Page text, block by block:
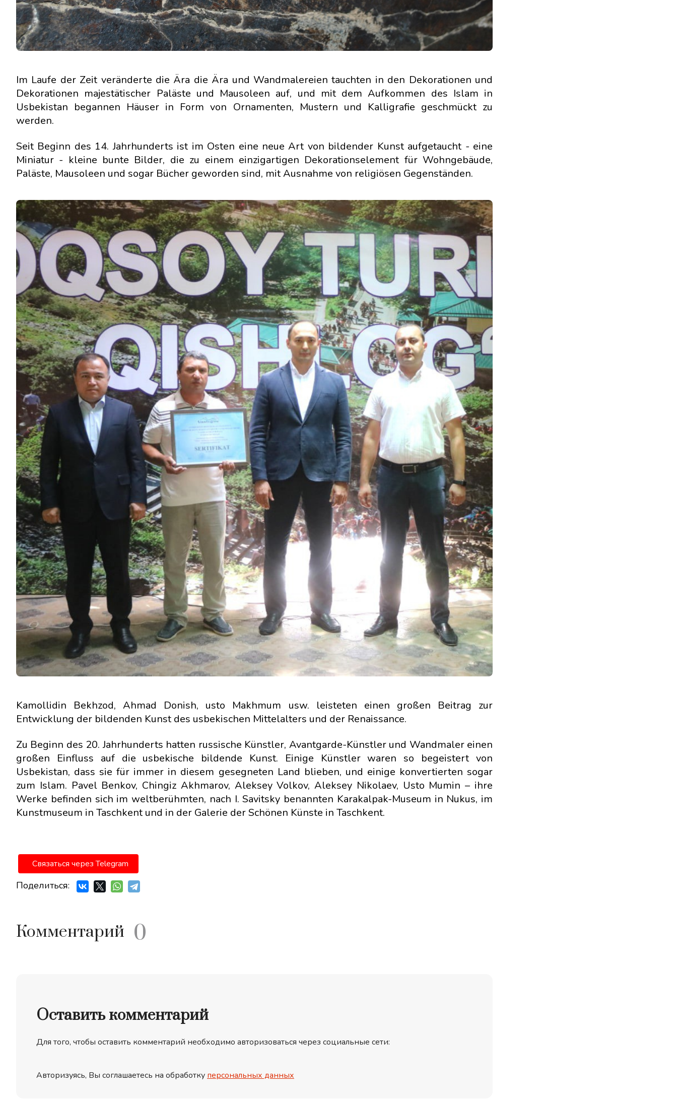
Im Laufe der Zeit veränderte die Ära die Ära und Wandmalereien tauchten in den Dekorationen und
Dekorationen majestätischer Paläste und Mausoleen auf, und mit dem Aufkommen des Islam in
Usbekistan begannen Häuser in Form von Ornamenten, Mustern und Kalligrafie geschmückt zu
werden.
Seit Beginn des 14. Jahrhunderts ist im Osten eine neue Art von bildender Kunst aufgetaucht - eine
Miniatur - kleine bunte Bilder, die zu einem einzigartigen Dekorationselement für Wohngebäude,
Paläste, Mausoleen und sogar Bücher geworden sind, mit Ausnahme von religiösen Gegenständen.
Kamollidin Bekhzod, Ahmad Donish, usto Makhmum usw. leisteten einen großen Beitrag zur
Entwicklung der bildenden Kunst des usbekischen Mittelalters und der Renaissance.
Zu Beginn des 20. Jahrhunderts hatten russische Künstler, Avantgarde-Künstler und Wandmaler einen
großen Einfluss auf die usbekische bildende Kunst. Einige Künstler waren so begeistert von
Usbekistan, dass sie für immer in diesem gesegneten Land blieben, und einige konvertierten sogar
zum Islam. Pavel Benkov, Chingiz Akhmarov, Aleksey Volkov, Aleksey Nikolaev, Usto Mumin – ihre
Werke befinden sich im weltberühmten, nach I. Savitsky benannten Karakalpak-Museum in Nukus, im
Kunstmuseum in Taschkent und in der Galerie der Schönen Künste in Taschkent.
Связаться через Telegram
Поделиться:
Комментарий 0
Оставить комментарий
Для того, чтобы оставить комментарий необходимо авторизоваться через социальные сети:
Авторизуясь, Вы соглашаетесь на обработку персональных данных